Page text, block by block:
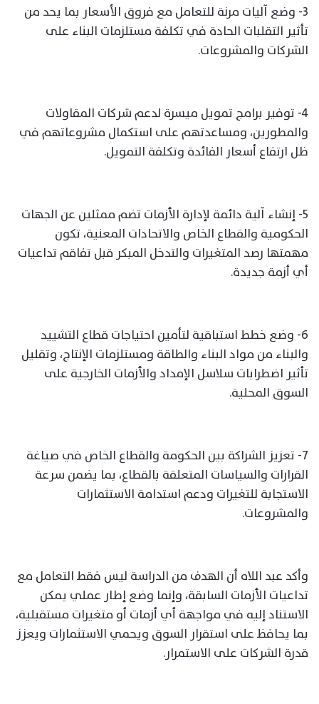
3- وضع آليات مرنة للتعامل مع فروق الأسعار بما يحد من
تأثير التقلبات الحادة في تكلفة مستلزمات البناء على
الشركات والمشروعات.
4- توفير برامج تمويل ميسرة لدعم شركات المقاولات
والمطورين، ومساعدتهم على استكمال مشروعاتهم في
ظل ارتفاع أسعار الفائدة وتكلفة التمويل.
5- إنشاء آلية دائمة لإدارة الأزمات تضم ممثلين عن الجهات
الحكومية والقطاع الخاص والاتحادات المعنية، تكون
مهمتها رصد المتغيرات والتدخل المبكر قبل تفاقم تداعيات
أي أزمة جديدة.
6- وضع خطط استباقية لتأمين احتياجات قطاع التشييد
والبناء من مواد البناء والطاقة ومستلزمات الإنتاج، وتقليل
تأثير اضطرابات سلاسل الإمداد والأزمات الخارجية على
السوق المحلية.
7- تعزيز الشراكة بين الحكومة والقطاع الخاص في صياغة
القرارات والسياسات المتعلقة بالقطاع، بما يضمن سرعة
الاستجابة للتغيرات ودعم استدامة الاستثمارات
والمشروعات.
وأكد عبد اللاه أن الهدف من الدراسة ليس فقط التعامل مع
تداعيات الأزمات السابقة، وإنما وضع إطار عملي يمكن
الاستناد إليه في مواجهة أي أزمات أو متغيرات مستقبلية،
بما يحافظ على استقرار السوق ويحمي الاستثمارات ويعزز
قدرة الشركات على الاستمرار.